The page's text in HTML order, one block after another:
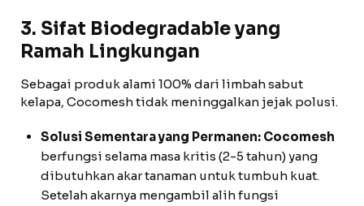
3. Sifat Biodegradable yang
Ramah Lingkungan
Sebagai produk alami 100% dari limbah sabut
kelapa, Cocomesh tidak meninggalkan jejak polusi.
Solusi Sementara yang Permanen: Cocomesh
berfungsi selama masa kritis (2-5 tahun) yang
dibutuhkan akar tanaman untuk tumbuh kuat.
Setelah akarnya mengambil alih fungsi